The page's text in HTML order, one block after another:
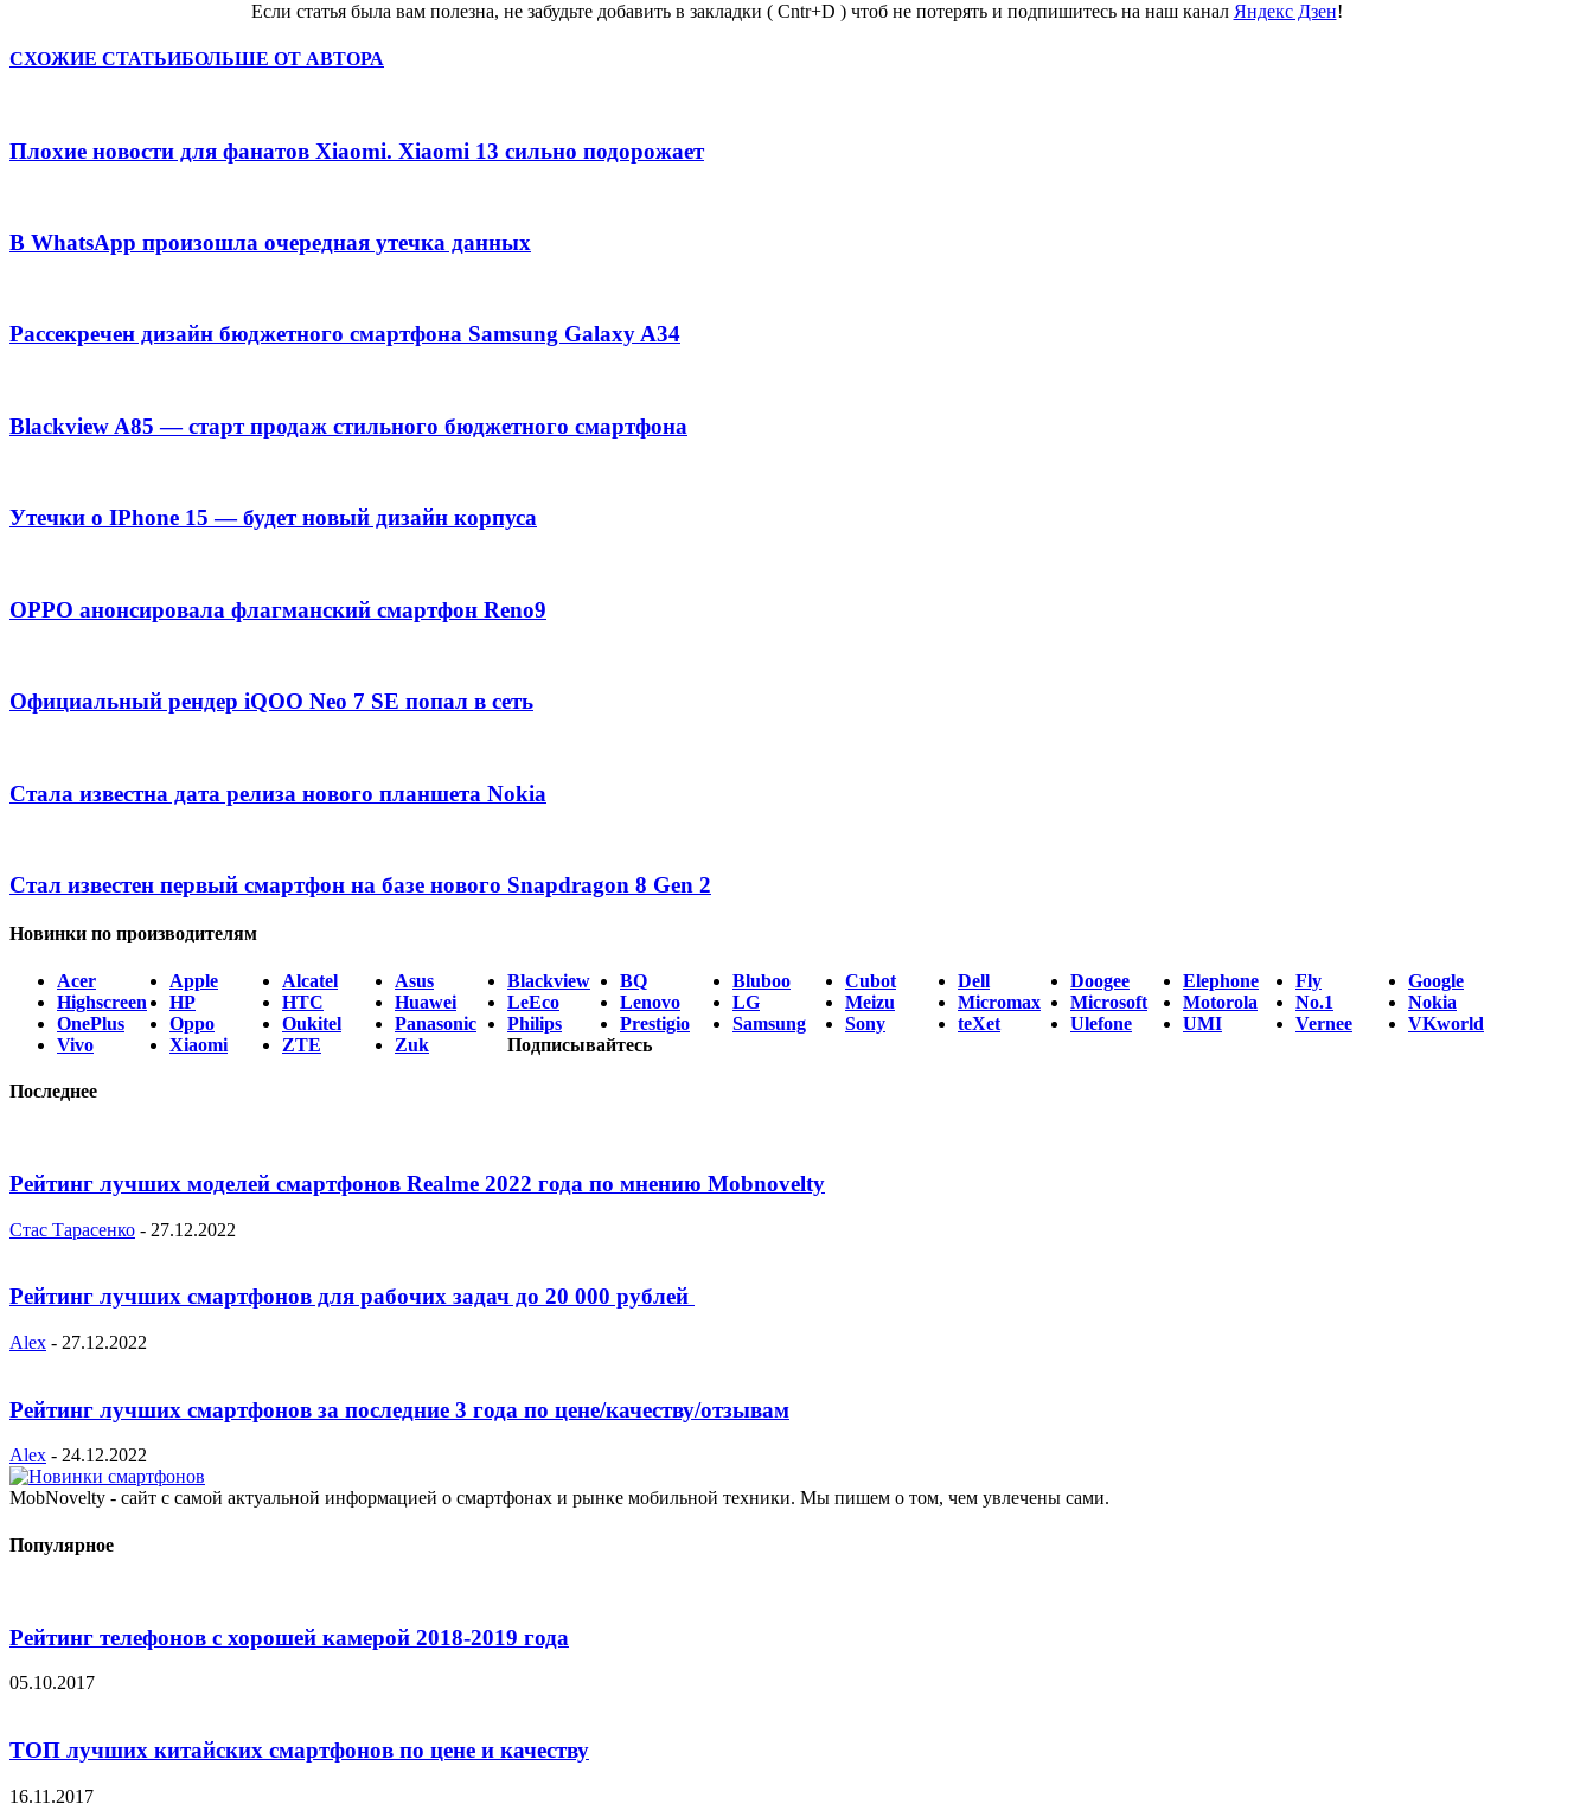
Если статья была вам полезна, не забудьте добавить в закладки ( Cntr+D ) чтоб не потерять и подпишитесь на наш канал Яндекс Дзен!
СХОЖИЕ СТАТЬИБОЛЬШЕ ОТ АВТОРА
Плохие новости для фанатов Xiaomi. Xiaomi 13 сильно подорожает
В WhatsApp произошла очередная утечка данных
Рассекречен дизайн бюджетного смартфона Samsung Galaxy A34
Blackview A85 — старт продаж стильного бюджетного смартфона
Утечки о IPhone 15 — будет новый дизайн корпуса
OPPO анонсировала флагманский смартфон Reno9
Официальный рендер iQOO Neo 7 SE попал в сеть
Стала известна дата релиза нового планшета Nokia
Стал известен первый смартфон на базе нового Snapdragon 8 Gen 2
Новинки по производителям
Acer Apple Alcatel Asus Blackview BQ Bluboo Cubot Dell Doogee Elephone Fly
Google
Highscreen
HP HTC Huawei LeEco Lenovo LG Meizu Micromax Microsoft Motorola No.1
Nokia
OnePlus
Oppo Oukitel Panasonic Philips Prestigio Samsung Sony teXet Ulefone UMI Vernee
VKworld
Vivo
Xiaomi ZTE Zuk Подписывайтесь
Последнее
Рейтинг лучших моделей смартфонов Realme 2022 года по мнению Mobnovelty
Стас Тарасенко - 27.12.2022
Рейтинг лучших смартфонов для рабочих задач до 20 000 рублей
Alex - 27.12.2022
Рейтинг лучших смартфонов за последние 3 года по цене/качеству/отзывам
Alex - 24.12.2022
MobNovelty - сайт с самой актуальной информацией о смартфонах и рынке мобильной техники. Мы пишем о том, чем увлечены сами.
Популярное
Рейтинг телефонов с хорошей камерой 2018-2019 года
05.10.2017
ТОП лучших китайских смартфонов по цене и качеству
16.11.2017